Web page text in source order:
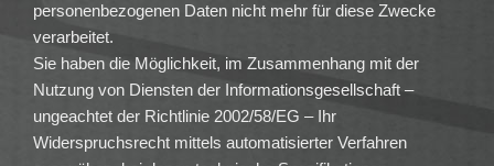
personenbezogenen Daten nicht mehr für diese Zwecke
verarbeitet.
Sie haben die Möglichkeit, im Zusammenhang mit der
Nutzung von Diensten der Informationsgesellschaft –
ungeachtet der Richtlinie 2002/58/EG – Ihr
Widerspruchsrecht mittels automatisierter Verfahren